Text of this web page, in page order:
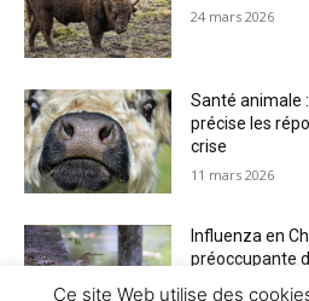
24 mars 2026
Santé animale
précise les
crise
11 mars 2026
Influenza en
préoccupante
Ce site Web utilise des